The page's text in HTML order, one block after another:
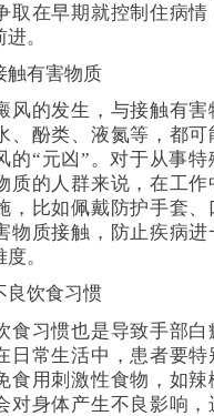
取在早期就控制住病
。
有害物质
的发生，与接触有害
、酚类、液氮等，都可
的“元凶”。对于从事
质的人群来说，在工作
，比如佩戴防护手套、
物质接触，防止疾病进
。
饮食习惯
习惯也是导致手部白
日常生活中，患者要特
食用刺激性食物，如
对身体产生不良影响